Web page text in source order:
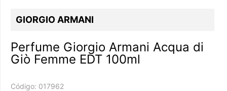
GIORGIO ARMANI
Perfume Giorgio Armani Acqua di
Giò Femme EDT 100ml
Código: 017962